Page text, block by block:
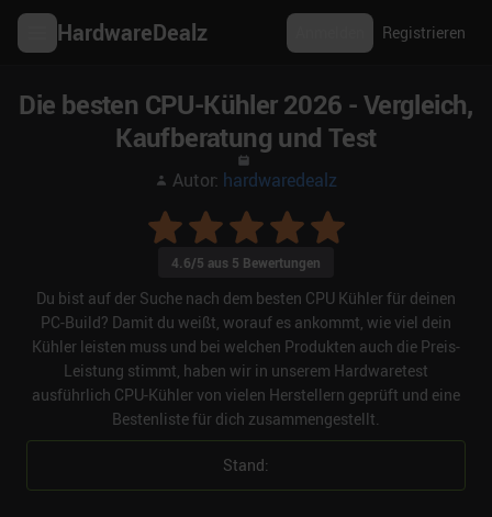
HardwareDealz Registrieren
Die besten CPU-Kühler 2026 - Vergleich,
Kaufberatung und Test
Autor: hardwaredealz
4.6/5 aus 5 Bewertungen
Du bist auf der Suche nach dem besten CPU Kühler für deinen
PC-Build? Damit du weißt, worauf es ankommt, wie viel dein
Kühler leisten muss und bei welchen Produkten auch die Preis-
Leistung stimmt, haben wir in unserem Hardwaretest
ausführlich CPU-Kühler von vielen Herstellern geprüft und eine
Bestenliste für dich zusammengestellt.
Stand: